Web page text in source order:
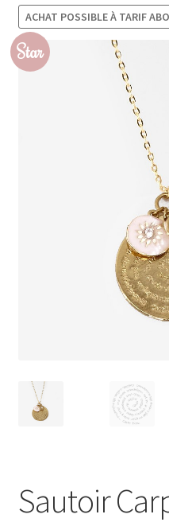
Les box
ACHAT POSSIBLE À TARIF
Star
Sautoir